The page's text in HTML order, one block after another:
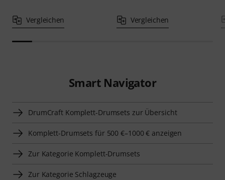
Vergleichen Vergleichen
Smart Navigator
DrumCraft Komplett-Drumsets zur Übersicht
Komplett-Drumsets für 500 €–1000 € anzeigen
Zur Kategorie Komplett-Drumsets
Zur Kategorie Schlagzeuge